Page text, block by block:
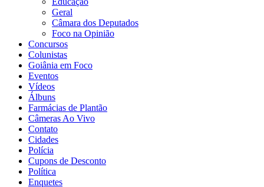
Geral
Câmara dos Deputados
Foco na Opinião
Concursos
Colunistas
Goiânia em Foco
Eventos
Vídeos
Álbuns
Farmácias de Plantão
Câmeras Ao Vivo
Contato
Cidades
Polícia
Cupons de Desconto
Política
Enquetes